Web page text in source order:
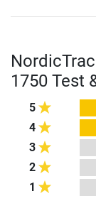
1750 Test
5
4
3
2
1